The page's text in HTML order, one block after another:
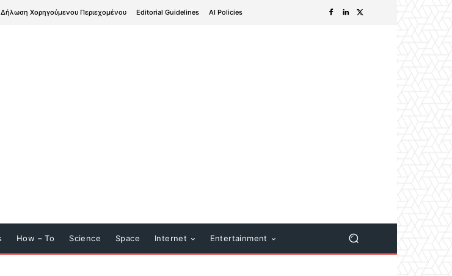
Δήλωση Χορηγούμενου Περιεχομένου Editorial Guidelines AI Policies
How – To Science Space Internet Entertainment